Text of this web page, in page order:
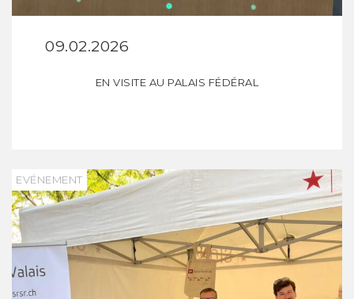
09.02.2026
EN VISITE AU PALAIS FÉDÉRAL
EVÉNEMENT